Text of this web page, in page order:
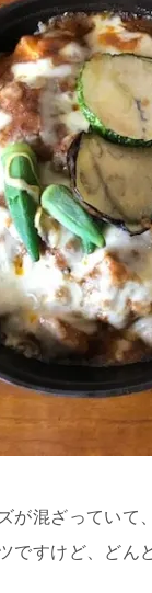
が混ざっていて
ですけど、どん